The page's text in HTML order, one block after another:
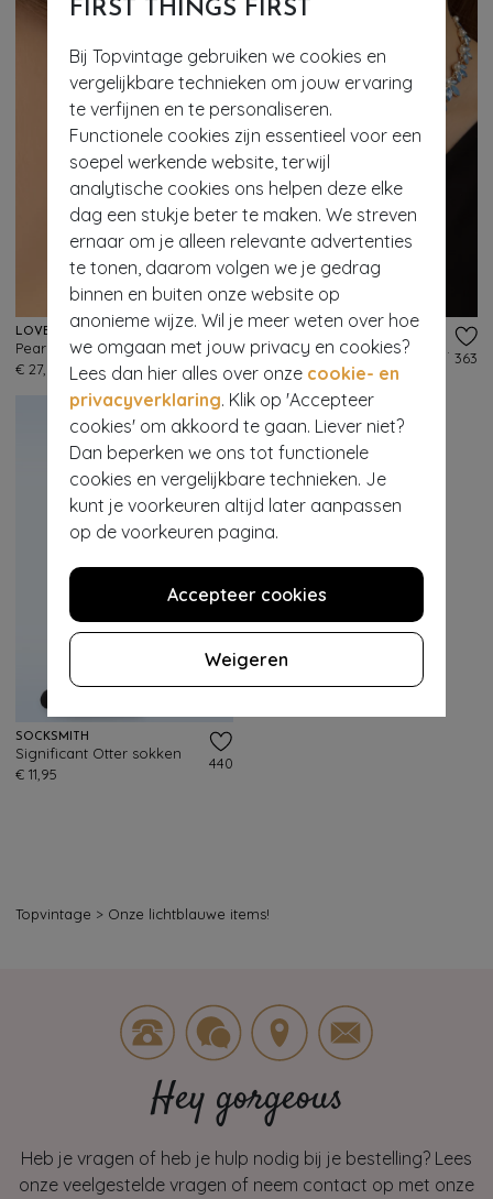
FIRST THINGS FIRST
Bij Topvintage gebruiken we cookies en
vergelijkbare technieken om jouw ervaring
te verfijnen en te personaliseren.
Functionele cookies zijn essentieel voor een
soepel werkende website, terwijl
analytische cookies ons helpen deze elke
dag een stukje beter te maken. We streven
ernaar om je alleen relevante advertenties
te tonen, daarom volgen we je gedrag
binnen en buiten onze website op
anonieme wijze. Wil je meer weten over hoe
we omgaan met jouw privacy en cookies?
Lees dan hier alles over onze cookie- en
privacyverklaring. Klik op 'Accepteer
cookies' om akkoord te gaan. Liever niet?
Dan beperken we ons tot functionele
cookies en vergelijkbare technieken. Je
kunt je voorkeuren altijd later aanpassen
op de voorkeuren pagina.
Accepteer cookies
Weigeren
LOVELY
Pearly Leaves oorbellen in blauw
€ 27,95
362
€ 66,95
363
SOCKSMITH
Significant Otter sokken
€ 11,95
440
Topvintage > Onze lichtblauwe items!
Hey gorgeous
Heb je vragen of heb je hulp nodig bij je bestelling? Lees
onze veelgestelde vragen of neem contact op met onze